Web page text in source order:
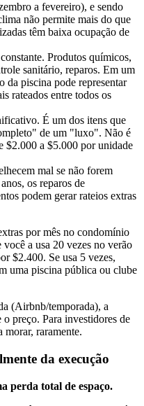
a fevereiro), e sendo
não permite mais do que
têm baixa ocupação de
Produtos químicos,
sanitário, reparos. Em um
da piscina pode representar
rateados entre todos os
É um dos itens que
de um "luxo". Não é
$2.000 a $5.000 por unidade
mal se não forem
os reparos de
podem gerar rateios extras
por mês no condomínio
a usa 20 vezes no verão
$2.400. Se usa 5 vezes,
uma piscina pública ou clube
(Airbnb/temporada), a
preço. Para investidores de
morar, raramente.
da execução
perda total de espaço.